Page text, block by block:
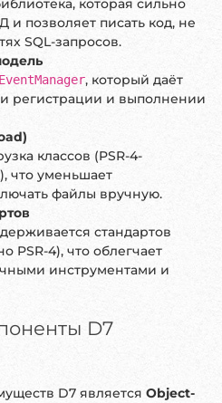
которая сильно
и позволяет писать код, не
SQL-запросов.
EventManager, который даёт
регистрации и выполнении
классов (PSR-4-
что уменьшает
файлы вручную.
стандартов
PSR-4), что облегчает
инструментами и
D7
D7 является Object-